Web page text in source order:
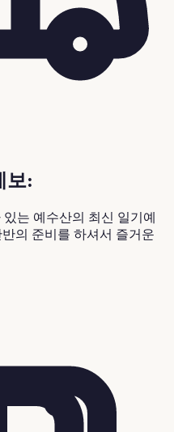
보:
있는 예수산의 최신 일기예
의 준비를 하셔서 즐거운